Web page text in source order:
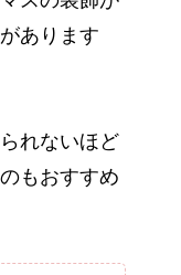
あります
れないほど
のもおすすめ